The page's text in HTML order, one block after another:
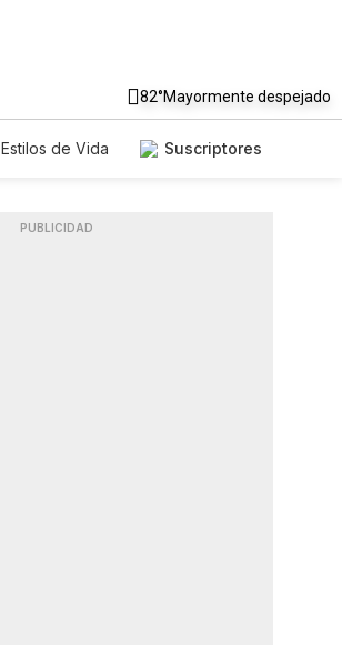
82°Mayormente despejado
Estilos de Vida
Suscriptores
PUBLICIDAD